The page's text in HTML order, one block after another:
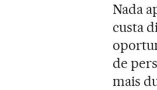
Nada
custa
de
mais